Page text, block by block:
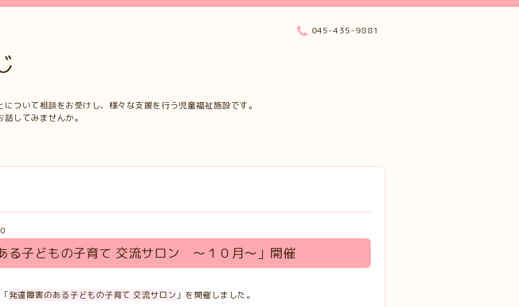
ついて相談をお受けし、様々な支援を行う児童福祉施設です。
してみませんか。
045-435-9881
る子どもの子育て 交流サロン ～１０月～」開催
発達障害のある子どもの子育て 交流サロン 」を開催しました。